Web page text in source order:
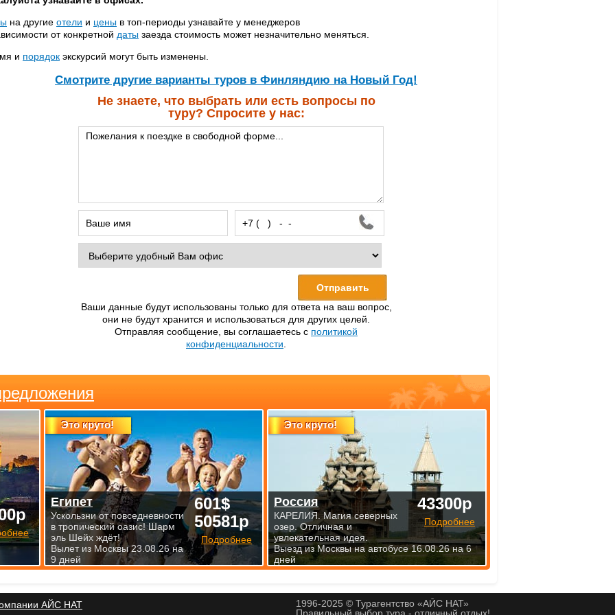
на другие отели и цены в топ-периоды узнавайте у менеджеров
от конкретной даты заезда стоимость может незначительно меняться.
и порядок экскурсий могут быть изменены.
Cмотрите другие варианты туров в Финляндию на Новый Год!
Не знаете, что выбрать или есть вопросы по
туру? Спросите у нас:
Ваши данные будут использованы только для ответа на ваш вопрос,
они не будут хранится и использоваться для других целей.
Отправляя сообщение, вы соглашаетесь с политикой
конфиденциальности
Это круто!
601$
50581р
Подробнее
Египет
Ускользни от повседневности
в тропический оазис! Шарм
эль Шейх ждёт!
Вылет из Москвы 23.08.26 на
9 дней
Это круто!
43300р
Подробнее
Россия
КАРЕЛИЯ. Магия северных
озер. Отличная и
увлекательная идея.
Выезд из Москвы на автобусе 16.08.26 на 6
дней
АЙС НАТ
1996-2025 © Турагентство «АЙС НАТ»